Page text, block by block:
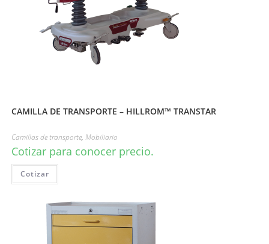
CAMILLA DE TRANSPORTE – HILLROM™ TRANSTAR
Camillas de transporte, Mobiliario
Cotizar para conocer precio.
Cotizar